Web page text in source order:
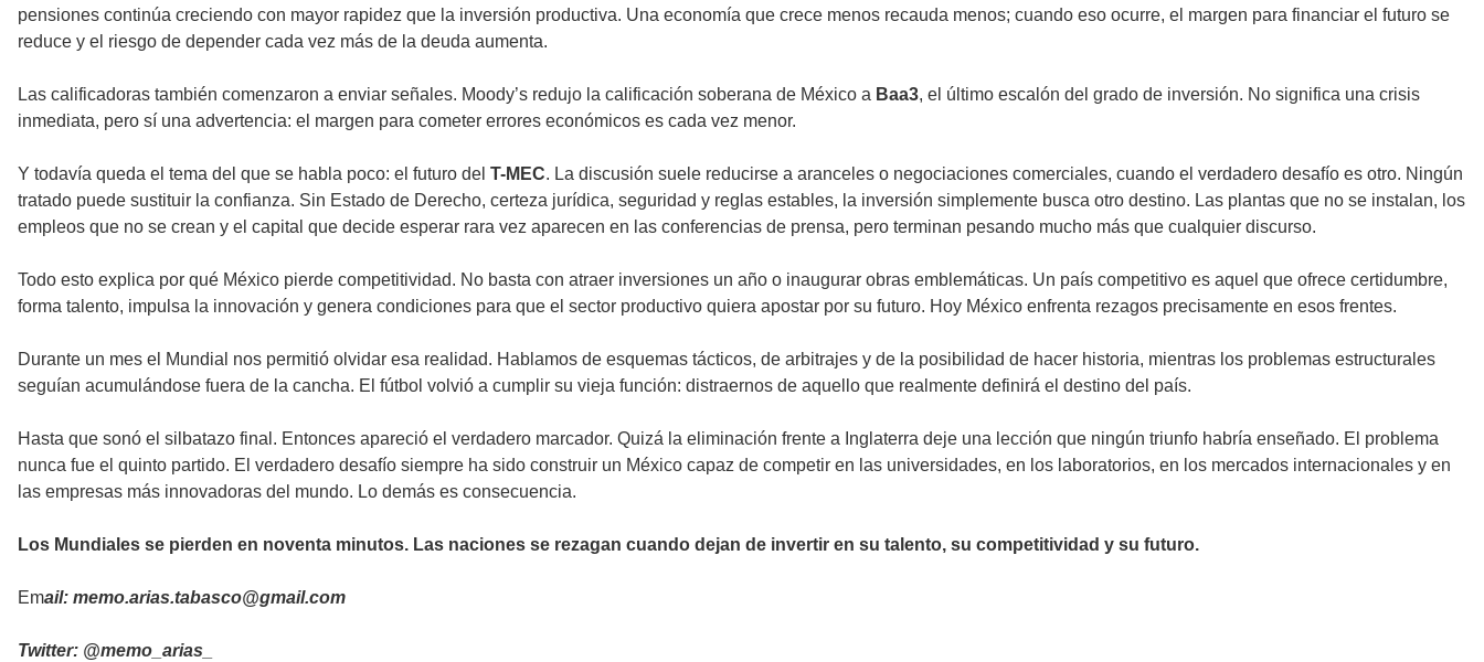
pensiones continúa creciendo con mayor rapidez que la inversión productiva. Una economía que crece menos recauda menos; cuando eso ocurre, el margen para financiar el futuro se
reduce y el riesgo de depender cada vez más de la deuda aumenta.
Las calificadoras también comenzaron a enviar señales. Moody’s redujo la calificación soberana de México a Baa3, el último escalón del grado de inversión. No significa una crisis
inmediata, pero sí una advertencia: el margen para cometer errores económicos es cada vez menor.
Y todavía queda el tema del que se habla poco: el futuro del T-MEC. La discusión suele reducirse a aranceles o negociaciones comerciales, cuando el verdadero desafío es otro. Ningún
tratado puede sustituir la confianza. Sin Estado de Derecho, certeza jurídica, seguridad y reglas estables, la inversión simplemente busca otro destino. Las plantas que no se instalan, los
empleos que no se crean y el capital que decide esperar rara vez aparecen en las conferencias de prensa, pero terminan pesando mucho más que cualquier discurso.
Todo esto explica por qué México pierde competitividad. No basta con atraer inversiones un año o inaugurar obras emblemáticas. Un país competitivo es aquel que ofrece certidumbre,
forma talento, impulsa la innovación y genera condiciones para que el sector productivo quiera apostar por su futuro. Hoy México enfrenta rezagos precisamente en esos frentes.
Durante un mes el Mundial nos permitió olvidar esa realidad. Hablamos de esquemas tácticos, de arbitrajes y de la posibilidad de hacer historia, mientras los problemas estructurales
seguían acumulándose fuera de la cancha. El fútbol volvió a cumplir su vieja función: distraernos de aquello que realmente definirá el destino del país.
Hasta que sonó el silbatazo final. Entonces apareció el verdadero marcador. Quizá la eliminación frente a Inglaterra deje una lección que ningún triunfo habría enseñado. El problema
nunca fue el quinto partido. El verdadero desafío siempre ha sido construir un México capaz de competir en las universidades, en los laboratorios, en los mercados internacionales y en
las empresas más innovadoras del mundo. Lo demás es consecuencia.
Los Mundiales se pierden en noventa minutos. Las naciones se rezagan cuando dejan de invertir en su talento, su competitividad y su futuro.
Email: memo.arias.tabasco@gmail.com
Twitter: @memo_arias_